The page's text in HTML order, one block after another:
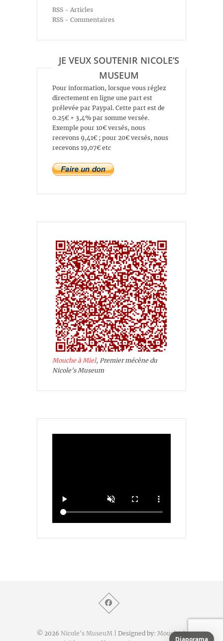
RSS - Articles
RSS - Commentaires
JE VEUX SOUTENIR NICOLE’S
MUSEUM
Pour information, lorsque vous réglez
directement en ligne une part est
prélevée par Paypal. Cette part est de
0.25€ + 3,4% par somme versée.
Exemple pour 10€ versés, nous
recevons 9,41€ ; pour 20€ versés, nous
recevons 19,07€ etc
Mouche à Miel, Premier mécène du
Nicole's Museum
© 2026 Nicole's MuseuM | Designed by: Mouche à
Diaporama